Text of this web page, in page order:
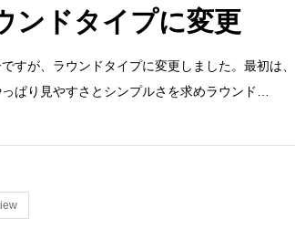
ンドタイプに変更
すが、ラウンドタイプに変更しました。最初は
ぱり見やすさとシンプルさを求めラウンド…